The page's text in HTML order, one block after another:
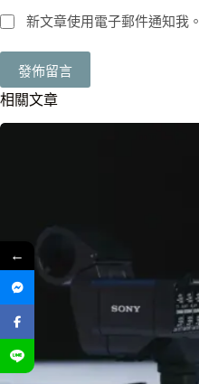
新文章使用電子郵件通知我。
發佈留言
相關文章
←